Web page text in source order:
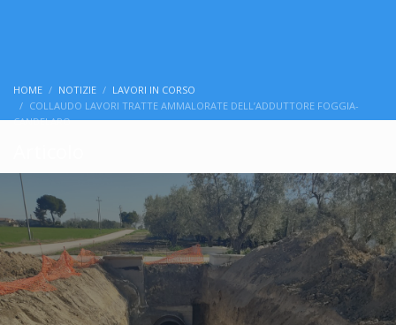
HOME NOTIZIE
LAVORI IN CORSO
COLLAUDO LAVORI TRATTE AMMALORATE DELL’ADDUTTORE FOGGIA-
CANDELARO